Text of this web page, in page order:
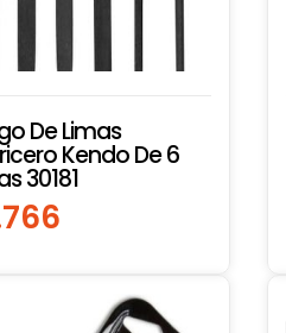
De Limas
Kendo De 6
30181